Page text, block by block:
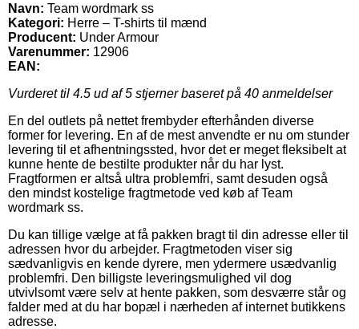
Navn: Team wordmark ss
Kategori: Herre – T-shirts til mænd
Producent: Under Armour
Varenummer: 12906
EAN:
Vurderet til 4.5 ud af 5 stjerner baseret på 40 anmeldelser
En del outlets på nettet frembyder efterhånden diverse
former for levering. En af de mest anvendte er nu om stunder
levering til et afhentningssted, hvor det er meget fleksibelt at
kunne hente de bestilte produkter når du har lyst.
Fragtformen er altså ultra problemfri, samt desuden også
den mindst kostelige fragtmetode ved køb af Team
wordmark ss.
Du kan tillige vælge at få pakken bragt til din adresse eller til
adressen hvor du arbejder. Fragtmetoden viser sig
sædvanligvis en kende dyrere, men ydermere usædvanlig
problemfri. Den billigste leveringsmulighed vil dog
utvivlsomt være selv at hente pakken, som desværre står og
falder med at du har bopæl i nærheden af internet butikkens
adresse.